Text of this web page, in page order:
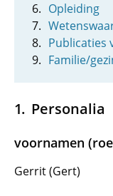
Opleiding
Publicaties
Familie/
Personalia
voornamen
Gerrit (Gert)